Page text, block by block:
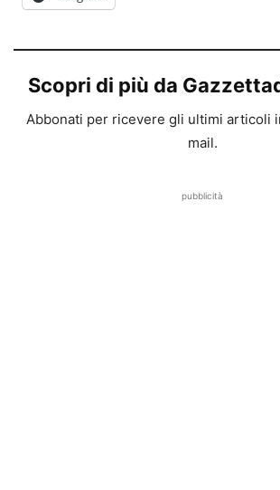
Scopri di più da
Abbonati per ricevere gli ultimi articoli
mail.
pubblicità